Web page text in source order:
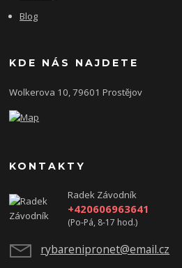
Blog
KDE NÁS NAJDETE
Wolkerova 10, 79601 Prostějov
KONTAKTY
Radek Závodník
+420606963641
(Po-Pá, 8-17 hod.)
rybarenipronet@email.cz